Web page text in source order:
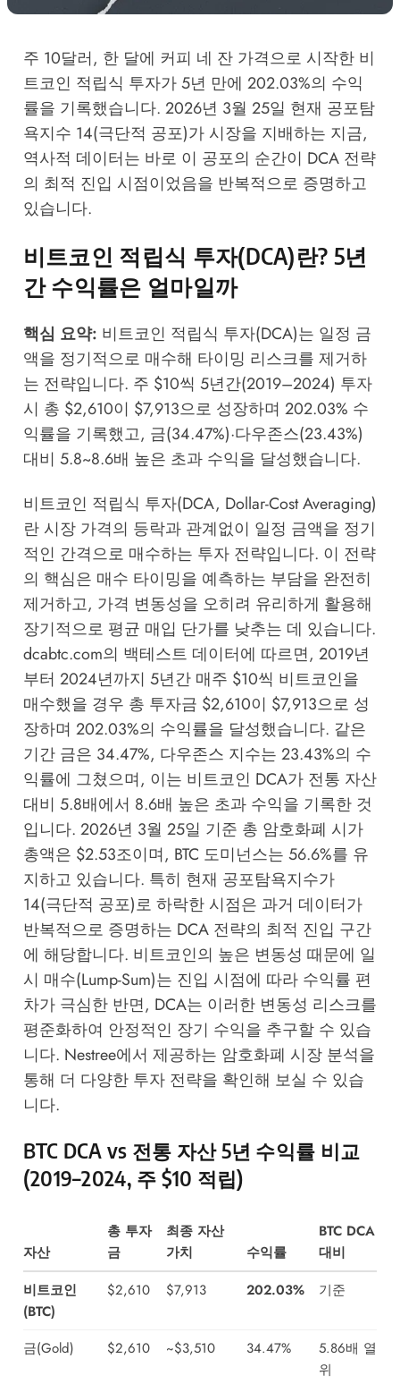
주 10달러, 한 달에 커피 네 잔 가격으로 시작한 비
트코인 적립식 투자가 5년 만에 202.03%의 수익
률을 기록했습니다. 2026년 3월 25일 현재 공포탐
욕지수 14(극단적 공포)가 시장을 지배하는 지금,
역사적 데이터는 바로 이 공포의 순간이 DCA 전략
의 최적 진입 시점이었음을 반복적으로 증명하고
있습니다.
비트코인 적립식 투자(DCA)란? 5년
간 수익률은 얼마일까
핵심 요약: 비트코인 적립식 투자(DCA)는 일정 금
액을 정기적으로 매수해 타이밍 리스크를 제거하
는 전략입니다. 주 $10씩 5년간(2019–2024) 투자
시 총 $2,610이 $7,913으로 성장하며 202.03% 수
익률을 기록했고, 금(34.47%)·다우존스(23.43%)
대비 5.8~8.6배 높은 초과 수익을 달성했습니다.
비트코인 적립식 투자(DCA, Dollar-Cost Averaging)
란 시장 가격의 등락과 관계없이 일정 금액을 정기
적인 간격으로 매수하는 투자 전략입니다. 이 전략
의 핵심은 매수 타이밍을 예측하는 부담을 완전히
제거하고, 가격 변동성을 오히려 유리하게 활용해
장기적으로 평균 매입 단가를 낮추는 데 있습니다.
dcabtc.com의 백테스트 데이터에 따르면, 2019년
부터 2024년까지 5년간 매주 $10씩 비트코인을
매수했을 경우 총 투자금 $2,610이 $7,913으로 성
장하며 202.03%의 수익률을 달성했습니다. 같은
기간 금은 34.47%, 다우존스 지수는 23.43%의 수
익률에 그쳤으며, 이는 비트코인 DCA가 전통 자산
대비 5.8배에서 8.6배 높은 초과 수익을 기록한 것
입니다. 2026년 3월 25일 기준 총 암호화폐 시가
총액은 $2.53조이며, BTC 도미넌스는 56.6%를 유
지하고 있습니다. 특히 현재 공포탐욕지수가
14(극단적 공포)로 하락한 시점은 과거 데이터가
반복적으로 증명하는 DCA 전략의 최적 진입 구간
에 해당합니다. 비트코인의 높은 변동성 때문에 일
시 매수(Lump-Sum)는 진입 시점에 따라 수익률 편
차가 극심한 반면, DCA는 이러한 변동성 리스크를
평준화하여 안정적인 장기 수익을 추구할 수 있습
니다. Nestree에서 제공하는 암호화폐 시장 분석을
통해 더 다양한 투자 전략을 확인해 보실 수 있습
니다.
BTC DCA vs 전통 자산 5년 수익률 비교
(2019–2024, 주 $10 적립)
자산
총 투자
금
최종 자산
가치
수익률
BTC DCA
대비
비트코인
(BTC)
$2,610 $7,913 202.03% 기준
금(Gold) $2,610 ~$3,510 34.47%
5.86배 열
위